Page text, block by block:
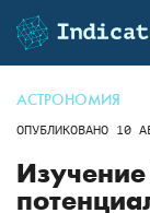
АСТРОНОМИЯ
ОПУБЛИКОВАНО 10